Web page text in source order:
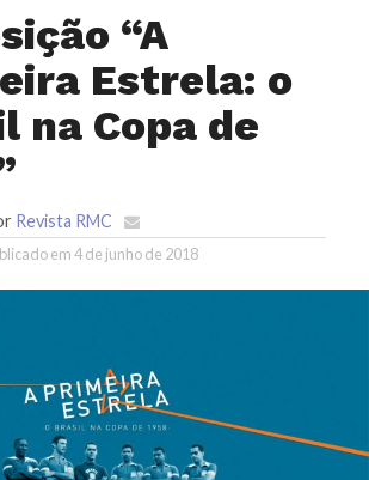
“A
Estrela: o
na Copa de
Revista RMC
em4 de junho de 2018